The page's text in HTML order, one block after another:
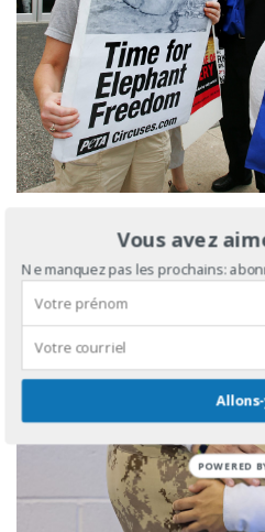
Vous avez
Ne manquez pas les prochains: